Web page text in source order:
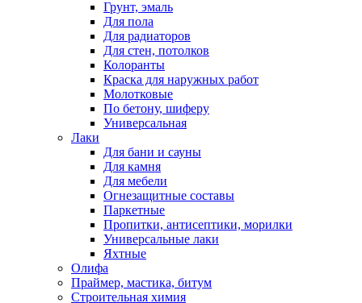
Грунт, эмаль
Для пола
Для радиаторов
Для стен, потолков
Колоранты
Краска для наружных работ
Молотковые
По бетону, шиферу
Универсальная
Лаки
Для бани и сауны
Для камня
Для мебели
Огнезащитные составы
Паркетные
Пропитки, антисептики, морилки
Универсальные лаки
Яхтные
Олифа
Праймер, мастика, битум
Строительная химия